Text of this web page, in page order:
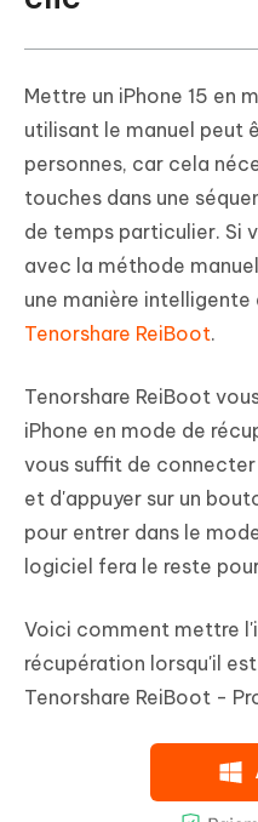
Mettre un iPhone 15 en
utilisant le manuel peut
personnes, car cela
touches dans une
de temps particulier. Si
avec la méthode
une manière
Tenorshare ReiBoot.
Tenorshare ReiBoot
iPhone en mode de
vous suffit de
et d'appuyer sur un
pour entrer dans le
logiciel fera le reste
Voici comment mettre
récupération lorsqu'il
Tenorshare ReiBoot -